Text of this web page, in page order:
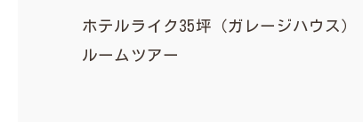
ホテルライク35坪（ガレージハウス）
ルームツアー